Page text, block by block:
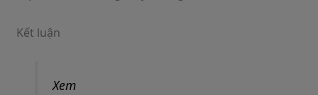
Kết luận
Xem